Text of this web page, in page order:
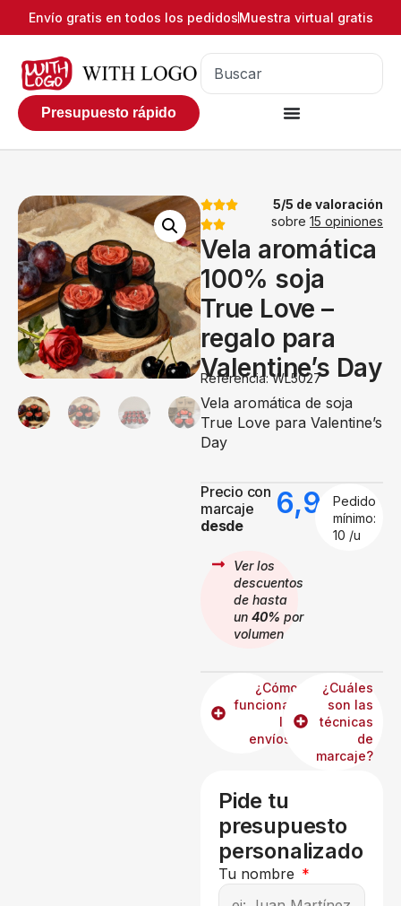
Envío gratis en todos los pedidosMuestra virtual gratis
Presupuesto rápido
5/5 de valoración
sobre 15 opiniones
Vela aromática
100% soja
True Love –
regalo para
Valentine’s Day
Referencia: WL5027
Vela aromática de soja
True Love para Valentine’s
Day
Precio con
marcaje
desde
6,99€
Pedido
mínimo:
10 /u
Ver los
descuentos
de hasta
un 40% por
volumen
¿Cómo
funcionan
los
envíos?
¿Cuáles
son las
técnicas
de
marcaje?
Pide tu
presupuesto
personalizado
Tu nombre